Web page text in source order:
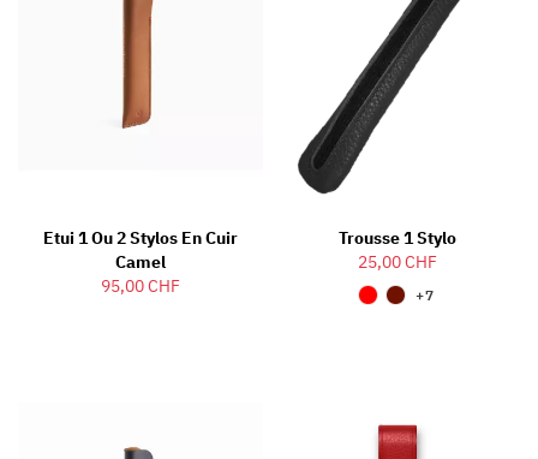
Etui 1 Ou 2 Stylos En Cuir
Camel
95,00 CHF
Trousse 1 Stylo
25,00 CHF
+7